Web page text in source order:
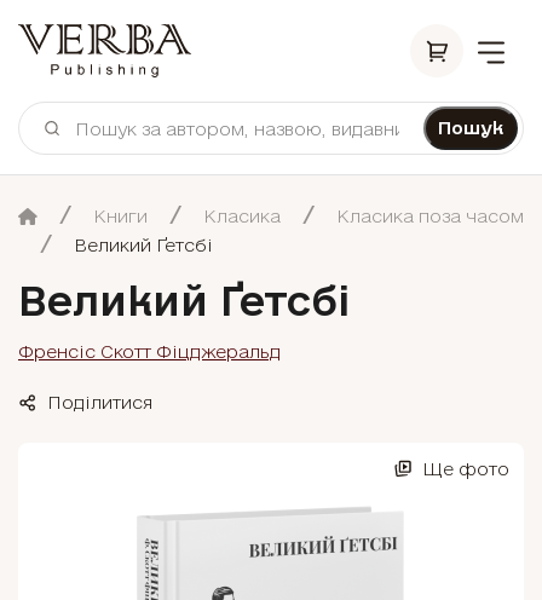
Пошук
Книги Класика
Класика поза часом
Великий Ґетсбі
Великий Ґетсбі
Френсіс Скотт Фіцджеральд
Поділитися
Ще фото